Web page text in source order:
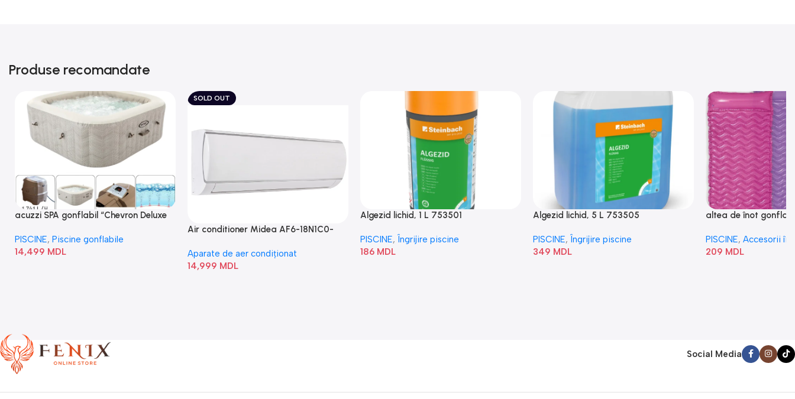
Produse recomandate
acuzzi SPA gonflabil “Chevron Deluxe
PISCINE, Piscine gonflabile
14,499 MDL
SOLD OUT
Air conditioner Midea AF6-18N1C0-
Aparate de aer condiționat
14,999 MDL
Algezid lichid, 1 L 753501
PISCINE, Îngrijire piscine
186 MDL
Algezid lichid, 5 L 753505
PISCINE, Îngrijire piscine
349 MDL
altea de înot
PISCINE, Accesorii
209 MDL
Social Media